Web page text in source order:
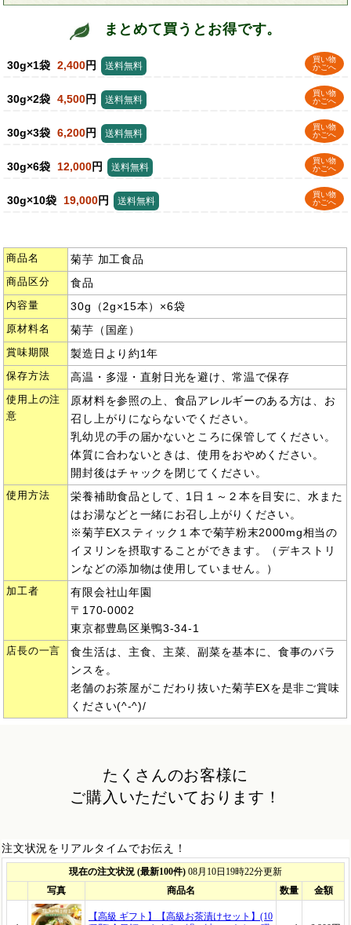
まとめて買うとお得です。
30g×1袋 2,400円
買い物
かごへ
送料無料
30g×2袋 4,500円
買い物
かごへ
送料無料
30g×3袋 6,200円
買い物
かごへ
送料無料
30g×6袋 12,000円
買い物
かごへ
送料無料
30g×10袋 19,000円
買い物
かごへ
送料無料
商品名 菊芋 加工食品
商品区分 食品
内容量 30g（2g×15本）×6袋
原材料名 菊芋（国産）
賞味期限 製造日より約1年
保存方法 高温・多湿・直射日光を避け、常温で保存
使用上の注
意
原材料を参照の上、食品アレルギーのある方は、お
召し上がりにならないでください。
乳幼児の手の届かないところに保管してください。
体質に合わないときは、使用をおやめください。
開封後はチャックを閉じてください。
使用方法
栄養補助食品として、1日１～２本を目安に、水また
はお湯などと一緒にお召し上がりください。
※菊芋EXスティック１本で菊芋粉末2000mg相当の
イヌリンを摂取することができます。（デキストリ
ンなどの添加物は使用していません。）
加工者
有限会社山年園
〒170-0002
東京都豊島区巣鴨3-34-1
店長の一言
食生活は、主食、主菜、副菜を基本に、食事のバラ
ンスを。
老舗のお茶屋がこだわり抜いた菊芋EXを是非ご賞味
ください(^-^)/
たくさんのお客様に
ご購入いただいております！
注文状況をリアルタイムでお伝え！